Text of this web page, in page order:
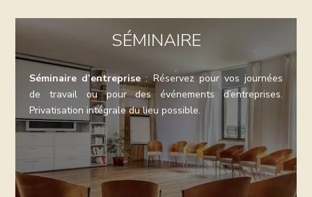
SÉMINAIRE
Séminaire d’entreprise: Réservez pour vos journées
de travail ou pour des événements d’entreprises.
Privatisation intégrale du lieu possible.